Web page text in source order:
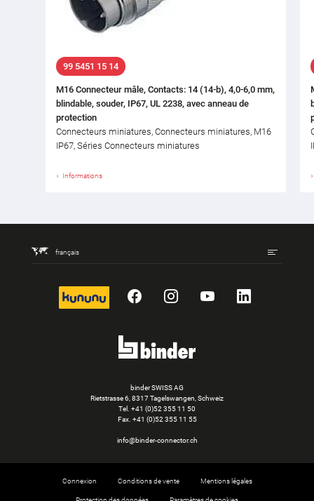
99 5451 15 14
M16 Connecteur mâle, Contacts: 14 (14-b), 4,0-6,0 mm,
blindable, souder, IP67, UL 2238, avec anneau de
protection
Connecteurs miniatures, Connecteurs miniatures, M16
IP67, Séries Connecteurs miniatures
Informations
français
kununu FacebookInstagram
YouTubeLinkedIn
binder SWISS AG
Rietstrasse 6, 8317 Tagelswangen, Schweiz
Tel. +41 (0)52 355 11 50
Fax. +41 (0)52 355 11 55
info@binder-connector.ch
Connexion Conditions de vente Mentions légales